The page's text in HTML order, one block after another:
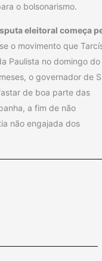
o bolsonarismo.
eleitoral começa
o movimento que
Paulista no domingo do
o governador de
de boa parte das
a fim de não
não engajada dos